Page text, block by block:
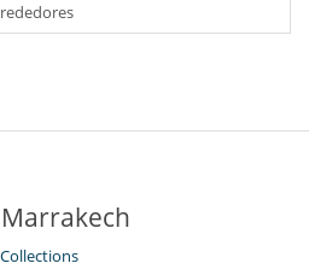
Collections